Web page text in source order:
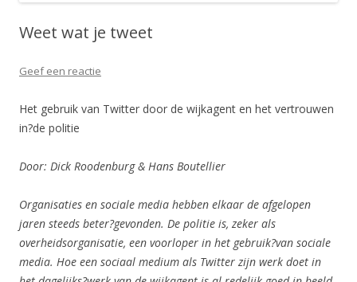
Weet wat je tweet
Geef een reactie
Het gebruik van Twitter door de wijkagent en het vertrouwen
in?de politie
Door: Dick Roodenburg & Hans Boutellier
Organisaties en sociale media hebben elkaar de afgelopen
jaren steeds beter?gevonden. De politie is, zeker als
overheidsorganisatie, een voorloper in het gebruik?van sociale
media. Hoe een sociaal medium als Twitter zijn werk doet in